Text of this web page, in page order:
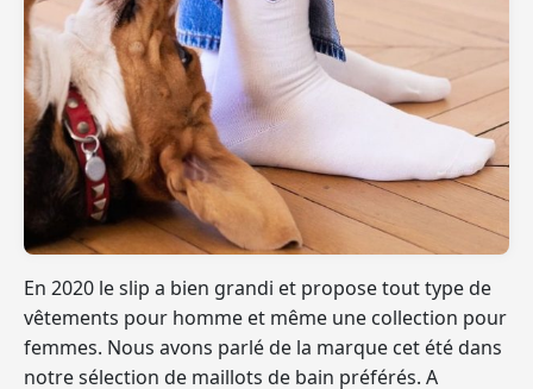
En 2020 le slip a bien grandi et propose tout type de
vêtements pour homme et même une collection pour
femmes. Nous avons parlé de la marque cet été dans
notre sélection de maillots de bain préférés. A